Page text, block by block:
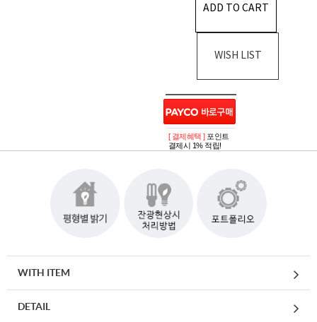
ADD TO CART
WISH LIST
[ 결제혜택 ] 포인트
결제시 1% 적립!
WITH ITEM
DETAIL